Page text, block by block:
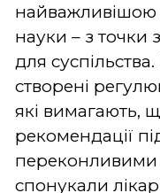
найважливішою
науки – з точки
для
створені
які вимагають,
рекомендації
переконливими
спонукали